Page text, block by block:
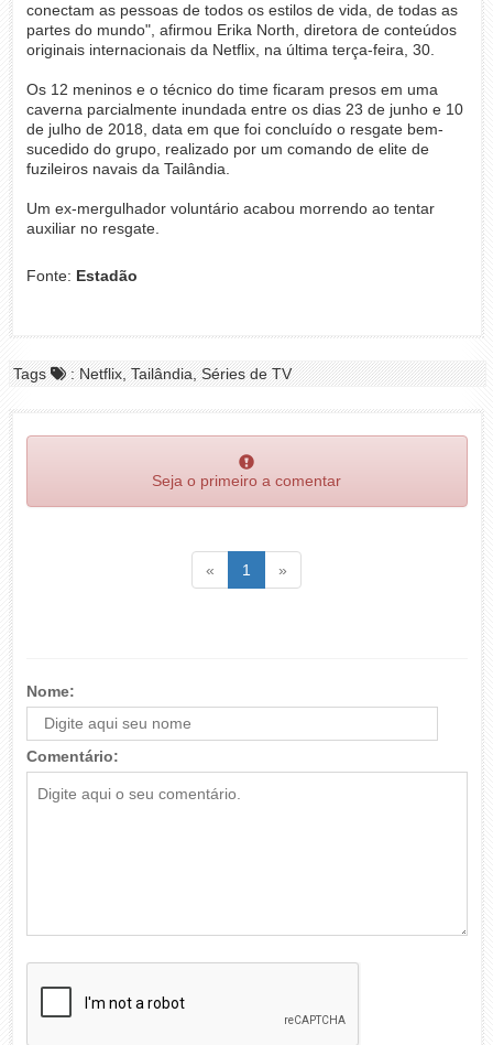
conectam as pessoas de todos os estilos de vida, de todas as
partes do mundo", afirmou Erika North, diretora de conteúdos
originais internacionais da Netflix, na última terça-feira, 30.
Os 12 meninos e o técnico do time ficaram presos em uma
caverna parcialmente inundada entre os dias 23 de junho e 10
de julho de 2018, data em que foi concluído o resgate bem-
sucedido do grupo, realizado por um comando de elite de
fuzileiros navais da Tailândia.
Um ex-mergulhador voluntário acabou morrendo ao tentar
auxiliar no resgate.
Fonte: Estadão
Tags : Netflix, Tailândia, Séries de TV
Seja o primeiro a comentar
« Voltar1 (atual)
»
Nome:
Comentário: